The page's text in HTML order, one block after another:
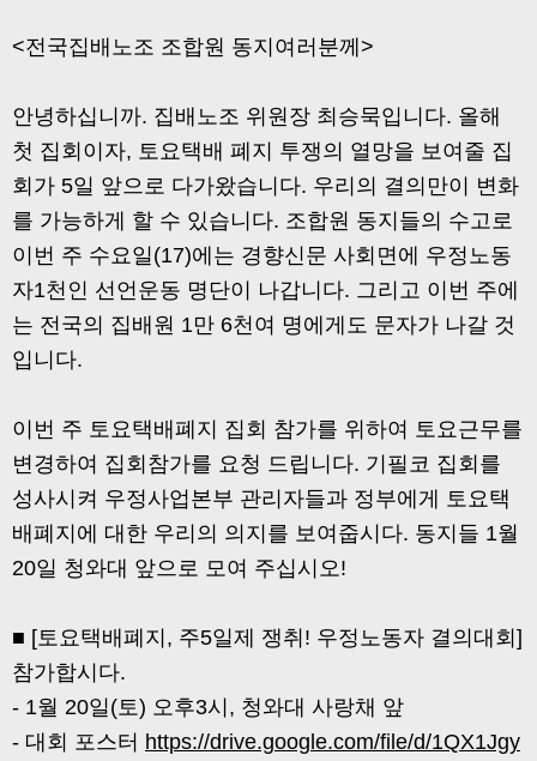
<전국집배노조 조합원 동지여러분께>
안녕하십니까. 집배노조 위원장 최승묵입니다. 올해
첫 집회이자, 토요택배 폐지 투쟁의 열망을 보여줄 집
회가 5일 앞으로 다가왔습니다. 우리의 결의만이 변화
를 가능하게 할 수 있습니다. 조합원 동지들의 수고로
이번 주 수요일(17)에는 경향신문 사회면에 우정노동
자1천인 선언운동 명단이 나갑니다. 그리고 이번 주에
는 전국의 집배원 1만 6천여 명에게도 문자가 나갈 것
입니다.
이번 주 토요택배폐지 집회 참가를 위하여 토요근무를
변경하여 집회참가를 요청 드립니다. 기필코 집회를
성사시켜 우정사업본부 관리자들과 정부에게 토요택
배폐지에 대한 우리의 의지를 보여줍시다. 동지들 1월
20일 청와대 앞으로 모여 주십시오!
■ [토요택배폐지, 주5일제 쟁취! 우정노동자 결의대회]
참가합시다.
- 1월 20일(토) 오후3시, 청와대 사랑채 앞
- 대회 포스터 https://drive.google.com/file/d/1QX1Jgy